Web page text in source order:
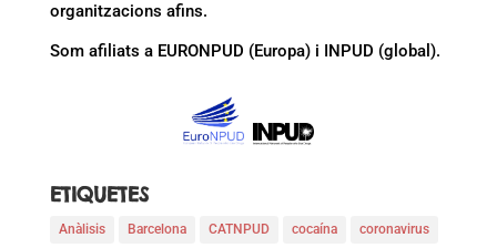
organitzacions afins.
Som afiliats a EURONPUD (Europa) i INPUD (global).
ETIQUETES
Anàlisis Barcelona CATNPUD cocaína coronavirus